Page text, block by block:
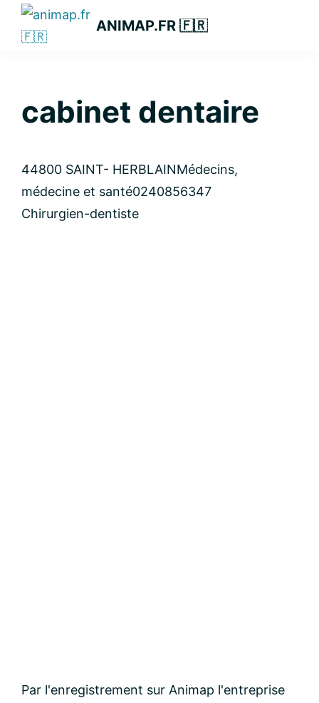
Passer
principale
Passer
Passer
principale
ANIMAP.FR 🇫🇷
cabinet dentaire
44800 SAINT- HERBLAINMédecins,
médecine et santé0240856347
Chirurgien-dentiste
Par l'enregistrement sur Animap l'entreprise